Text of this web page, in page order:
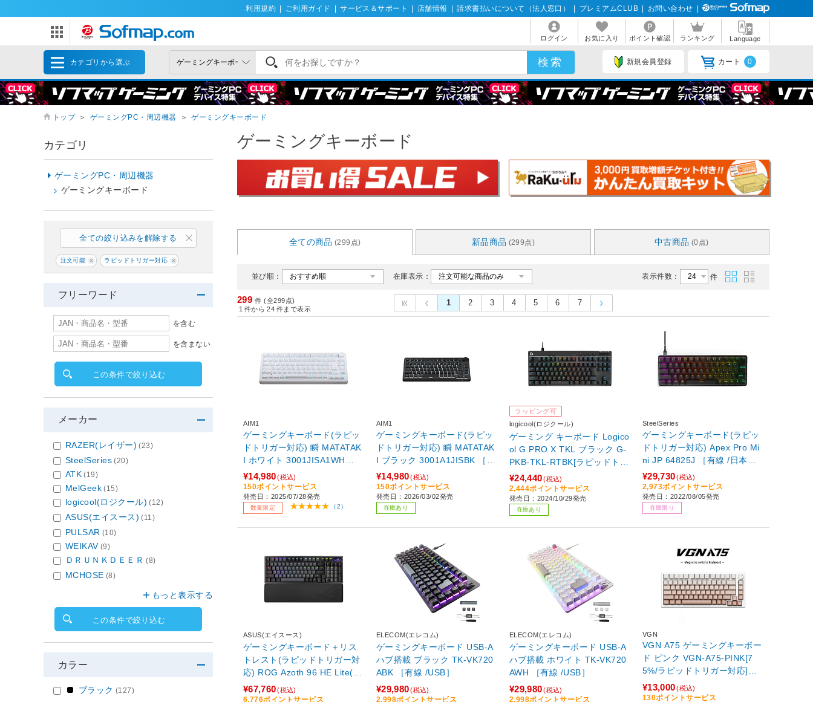
利用規約 ご利用ガイド サービス＆サポート 店舗情報 請求書払いについて（法人窓口） プレミアムCLUB お問い合わせ
ログイン お気に入り ポイント確認 ランキング Language
カテゴリから選ぶ 新規会員登録 カート 0
トップ ＞ ゲーミングPC・周辺機器 ＞ ゲーミングキーボード
ゲーミングキーボード
全ての商品 (299点) 新品商品 (299点) 中古商品 (0点)
並び順： 在庫表示： 表示件数： 件
299 件 (全299点)
1 件から 24 件まで表示
1 2 3 4 5 6 7
AIM1
ゲーミングキーボード(ラピッ
ドトリガー対応) 瞬 MATATAK
I ホワイト 3001JISA1WH
［有線 /USB］ 【sof001】
¥14,980(税込)
150ポイントサービス
発売日：2025/07/28発売
数量限定 （2）
AIM1
ゲーミングキーボード(ラピッ
ドトリガー対応) 瞬 MATATAK
I ブラック 3001A1JISBK ［有
線 /USB］
¥14,980(税込)
150ポイントサービス
発売日：2026/03/02発売
在庫あり
ラッピング可
logicool(ロジクール)
ゲーミング キーボード Logico
ol G PRO X TKL ブラック G-
PKB-TKL-RTBK[ラピッドトリ
ガー搭載 / 有線]
¥24,440(税込)
2,444ポイントサービス
発売日：2024/10/29発売
在庫あり
SteelSeries
ゲーミングキーボード(ラピッ
ドトリガー対応) Apex Pro Mi
ni JP 64825J ［有線 /日本語
配列 /メカニカル］
¥29,730(税込)
2,973ポイントサービス
発売日：2022/08/05発売
在庫限り
ASUS(エイスース)
ゲーミングキーボード＋リス
トレスト(ラピッドトリガー対
応) ROG Azoth 96 HE Lite(英
語配列) ブラック ROG/AZOT
H/96/HFX2/BK ［有線・ワイ
¥67,760(税込)
6,776ポイントサービス
ELECOM(エレコム)
ゲーミングキーボード USB-A
ハブ搭載 ブラック TK-VK720
ABK ［有線 /USB］
¥29,980(税込)
2,998ポイントサービス
ELECOM(エレコム)
ゲーミングキーボード USB-A
ハブ搭載 ホワイト TK-VK720
AWH ［有線 /USB］
¥29,980(税込)
2,998ポイントサービス
VGN
VGN A75 ゲーミングキーボー
ド ピンク VGN-A75-PINK[7
5%/ラピッドトリガー対応]
【sof001】
¥13,000(税込)
130ポイントサービス
カテゴリ
ゲーミングPC・周辺機器
ゲーミングキーボード
全ての絞り込みを解除する
注文可能 ラピッドトリガー対応
フリーワード
を含む
を含まない
この条件で絞り込む
メーカー
RAZER(レイザー) (23)
SteelSeries (20)
ATK (19)
MelGeek (15)
logicool(ロジクール) (12)
ASUS(エイスース) (11)
PULSAR (10)
WEIKAV (9)
ＤＲＵＮＫＤＥＥＲ (8)
MCHOSE (8)
もっと表示する
この条件で絞り込む
カラー
ブラック (127)